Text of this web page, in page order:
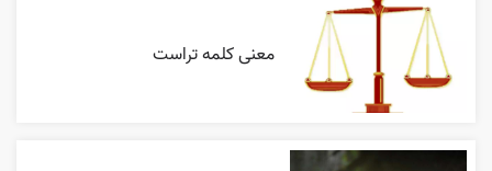
معنی کلمه تراست